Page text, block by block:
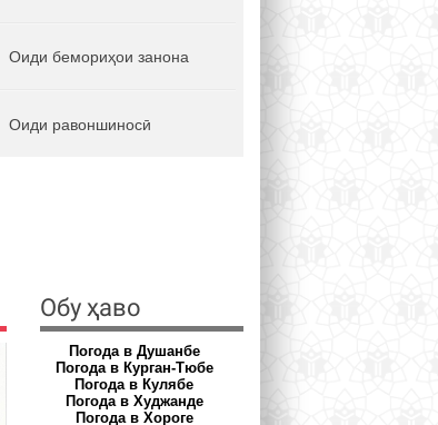
Оиди бемориҳои занона
Оиди равоншиносӣ
Обу ҳаво
Погода в Душанбе
Погода в Курган-Тюбе
Погода в Кулябе
Погода в Худжанде
Погода в Хороге